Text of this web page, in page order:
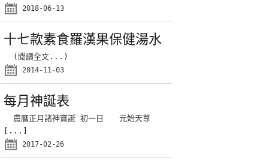
2018-06-13
十七款素食羅漢果保健湯水
(閱讀全文...)
2014-11-03
每月神誕表
農曆正月諸神寶誕 初一日 元始天尊
[...]
2017-02-26